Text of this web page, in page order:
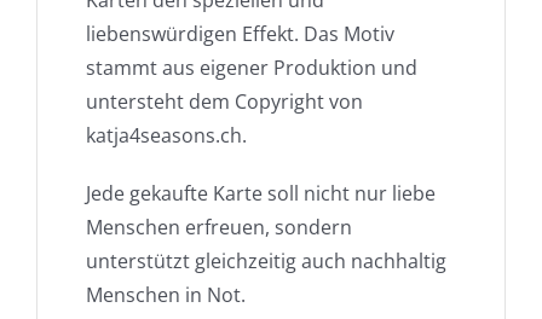
liebenswürdigen Effekt. Das Motiv
stammt aus eigener Produktion und
untersteht dem Copyright von
katja4seasons.ch.
Jede gekaufte Karte soll nicht nur liebe
Menschen erfreuen, sondern
unterstützt gleichzeitig auch nachhaltig
Menschen in Not.